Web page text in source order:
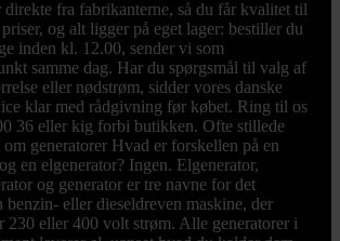
direkte fra fabrikanterne, så du får kvalitet til
og alt ligger på eget lager: bestiller du
inden kl. 12.00, sender vi som
samme dag. Har du spørgsmål til valg af
eller nødstrøm, sidder vores danske
klar med rådgivning før købet. Ring til os
36 eller kig forbi butikken. Ofte stillede
om generatorer Hvad er forskellen på en
en elgenerator? Ingen. Elgenerator,
og generator er tre navne for det
benzin- eller dieseldreven maskine, der
230 eller 400 volt strøm. Alle generatorer i